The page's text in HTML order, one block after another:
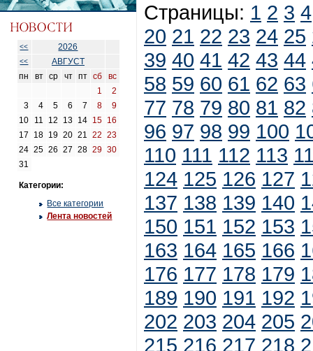
<< 2026
<<
АВГУСТ
пн
вт ср чт пт сб
вс
1
2
3
4 5 6 7 8
9
10
11 12 13 14 15 16
17
18 19 20 21 22
23
24 25 26 27 28 29 30
31
Категории:
Все категории
Лента новостей
Страницы: 1 2 3 4
20 21 22 23 24 25
39 40 41 42 43 44
58 59 60 61 62 63
77 78 79 80 81 82
96 97 98 99 100
110 111 112 113
124 125 126 127
137 138 139 140
150 151 152 153
163 164 165 166
176 177 178 179
189 190 191 192
202 203 204 205
215 216 217 218